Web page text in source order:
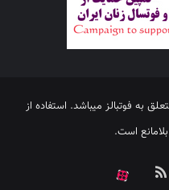
به فوتبالز میباشد. استفاده از
است.
خوراک